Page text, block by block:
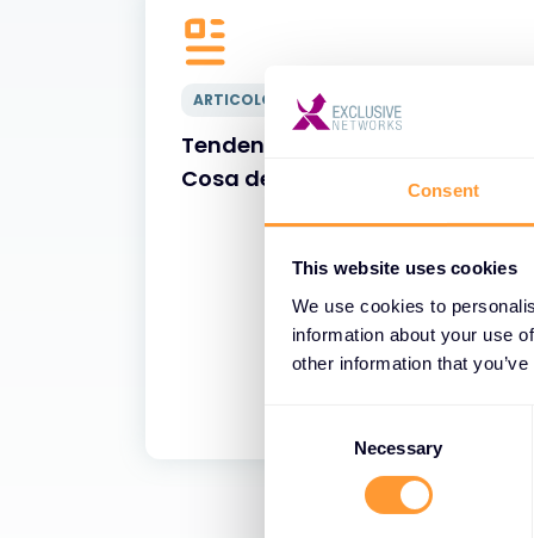
Consent
This website uses cookies
We use cookies to
information about your use
other information that
Necessary
ARTICOLO
Tendenze degli incidenti
Cosa devono sapere le aziende